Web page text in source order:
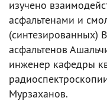
изучено
асфальтенами и
асфальтенов
инженер кафедры
Мурзаханов.